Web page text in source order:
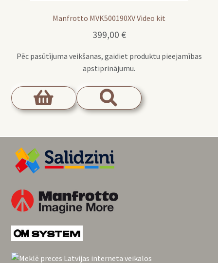
Manfrotto MVK500190XV Video kit
399,00 €
Pēc pasūtījuma veikšanas, gaidiet produktu pieejamības
apstiprinājumu.